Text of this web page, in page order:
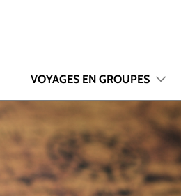
VOYAGES EN GROUPES